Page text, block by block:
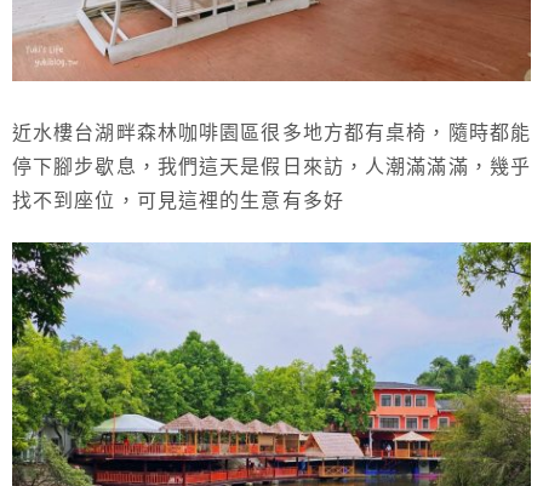
近水樓台湖畔森林咖啡園區很多地方都有桌椅，隨時都能
停下腳步歇息，我們這天是假日來訪，人潮滿滿滿，幾乎
找不到座位，可見這裡的生意有多好